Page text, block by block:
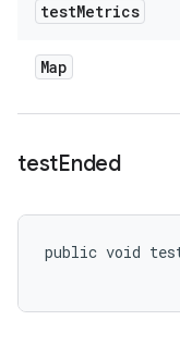
testMetrics
Map
testEnded
public void